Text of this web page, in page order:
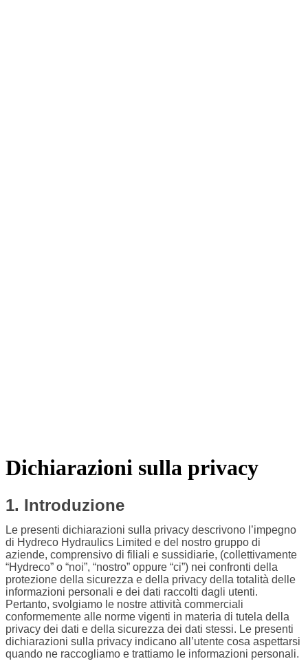
Dichiarazioni sulla privacy
1. Introduzione
Le presenti dichiarazioni sulla privacy descrivono l’impegno
di Hydreco Hydraulics Limited e del nostro gruppo di
aziende, comprensivo di filiali e sussidiarie, (collettivamente
“Hydreco” o “noi”, “nostro” oppure “ci”) nei confronti della
protezione della sicurezza e della privacy della totalità delle
informazioni personali e dei dati raccolti dagli utenti.
Pertanto, svolgiamo le nostre attività commerciali
conformemente alle norme vigenti in materia di tutela della
privacy dei dati e della sicurezza dei dati stessi. Le presenti
dichiarazioni sulla privacy indicano all’utente cosa aspettarsi
quando ne raccogliamo e trattiamo le informazioni personali.